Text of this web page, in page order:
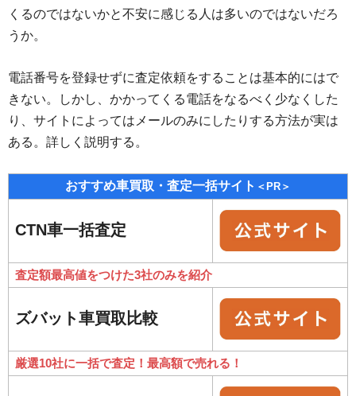
くるのではないかと不安に感じる人は多いのではないだろ
うか。
電話番号を登録せずに査定依頼をすることは基本的にはで
きない。しかし、かかってくる電話をなるべく少なくした
り、サイトによってはメールのみにしたりする方法が実は
ある。詳しく説明する。
おすすめ車買取・査定一括サイト ＜PR＞
CTN車一括査定
査定額最高値をつけた3社のみを紹介
ズバット車買取比較
厳選10社に一括で査定！最高額で売れる！